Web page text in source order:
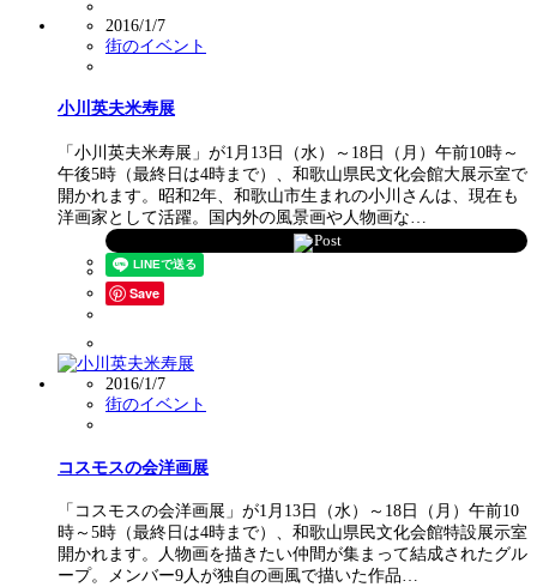
2016/1/7
街のイベント
小川英夫米寿展
「小川英夫米寿展」が1月13日（水）～18日（月）午前10時～
午後5時（最終日は4時まで）、和歌山県民文化会館大展示室で
開かれます。昭和2年、和歌山市生まれの小川さんは、現在も
洋画家として活躍。国内外の風景画や人物画な…
Post
Save
2016/1/7
街のイベント
コスモスの会洋画展
「コスモスの会洋画展」が1月13日（水）～18日（月）午前10
時～5時（最終日は4時まで）、和歌山県民文化会館特設展示室
開かれます。人物画を描きたい仲間が集まって結成されたグル
ープ。メンバー9人が独自の画風で描いた作品…